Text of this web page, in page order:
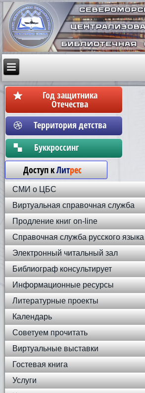
Год защитника
Отечества
Территория детства
Бyккpoccинг
Доступ кЛитрес
СМИ о ЦБС
Виртуальная справочная служба
Продление книг on-line
Справочная служба русского языка
Электронный читальный зал
Библиограф консультирует
Информационные ресурсы
Литературные проекты
Календарь
Советуем прочитать
Виртуальные выставки
Гостевая книга
Услуги